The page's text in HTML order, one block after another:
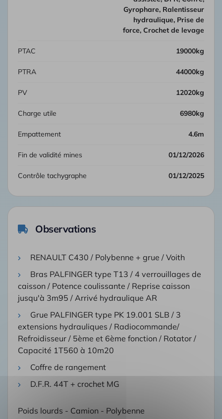
Gyrophare, Ralentisseur
hydraulique, Prise de
force, Crochet de levage
PTAC 19000kg
PTRA 44000kg
PV 12020kg
Charge utile 6980kg
Empattement 4.6m
Fin de validité mines 01/12/2026
Contrôle tachygraphe 01/12/2025
Observations
RENAULT C430 / Polybenne + grue / Voith
Bras PALFINGER type T13 / 4 verrouillages de
caisson / Potence coulissante / Reprise caisson
jusqu'à 3m95 / Arrivé hydraulique AR
Grue PALFINGER type PK 19.001 SLB / 3
extensions hydrauliques / Radiocommande/
Refroidisseur / 5ème et 6ème fonction / Rotator /
Capacité 1T560 à 10m20
Coffre de rangement
D.F.R. 44T + crochet MG
Poids lourds - Camion - Polybenne